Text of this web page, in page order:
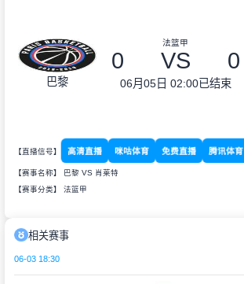
巴黎
法篮甲
0 VS 0
06月05日 02:00已结束
【直播信号】 高清直播 咪咕体育 免费直播 腾讯体育
【赛事名称】 巴黎 VS 肖莱特
【赛事分类】 法篮甲
相关赛事
06-03 18:30